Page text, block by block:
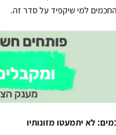
למי שיקפיד על סדר זה.
לא יתמעטו מזונותיו